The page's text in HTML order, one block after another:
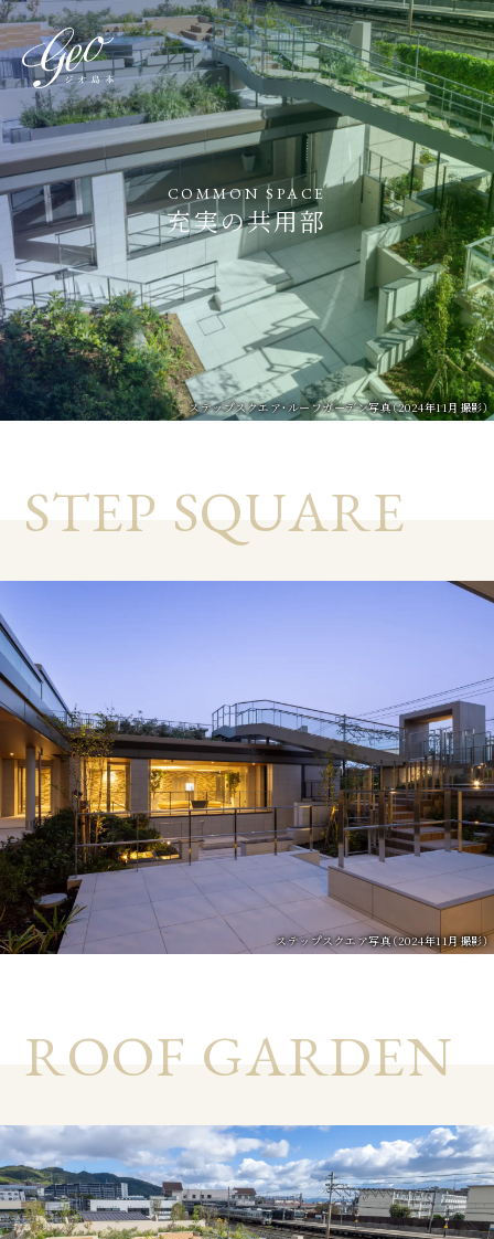
COMMON SPACE
充実の共用部
ステップスクエア・ルーフガーデン写真（2024年11月撮影）
STEP SQUARE
ステップスクエア写真（2024年11月撮影）
ROOF GARDEN